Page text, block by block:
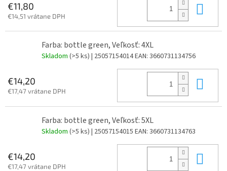
€11,80
€14,51 vrátane DPH
Farba: bottle green, Veľkosť: 4XL
Skladom (>5 ks) | 25057154014EAN: 3660731134756
€14,20
€17,47 vrátane DPH
Farba: bottle green, Veľkosť: 5XL
Skladom (>5 ks) | 25057154015 EAN: 3660731134763
€14,20
€17,47 vrátane DPH